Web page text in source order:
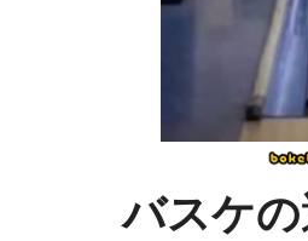
バスケ